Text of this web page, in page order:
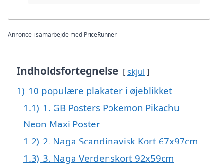
Annonce i samarbejde med PriceRunner
Indholdsfortegnelse skjul
1) 10 populære plakater i øjeblikket
1.1) 1. GB Posters Pokemon Pikachu
Neon Maxi Poster
1.2) 2. Naga Scandinavisk Kort 67x97cm
1.3) 3. Naga Verdenskort 92x59cm